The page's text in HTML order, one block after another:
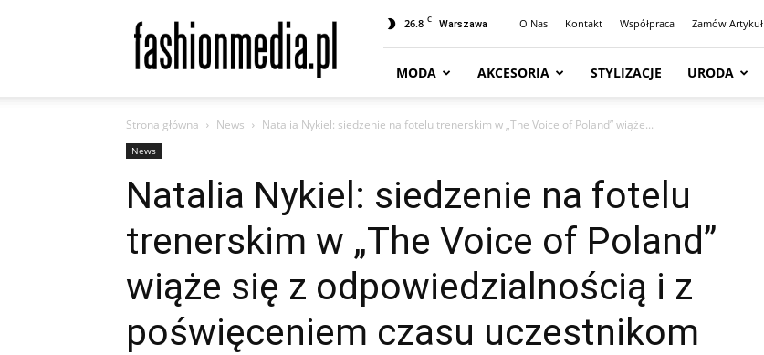
Moda
Styl
|
|
Design
26.8 C Warszawa O Nas Kontakt Współpraca Zamów Artykuł
MODA AKCESORIA STYLIZACJE URODA
Strona główna News Natalia Nykiel: siedzenie na fotelu trenerskim w „The Voice of Poland” wiąże...
News
Natalia Nykiel: siedzenie na fotelu
trenerskim w „The Voice of Poland”
wiąże się z odpowiedzialnością i z
poświęceniem czasu uczestnikom